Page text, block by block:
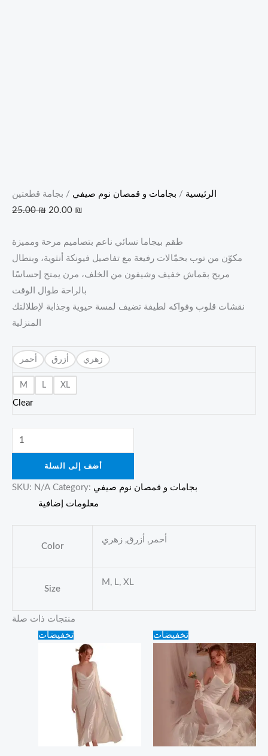
الرئيسية / بجامات و قمصان نوم صيفي / بجامة قطعتين
25.00₪ 20.00 ₪
طقم بيجاما نسائي ناعم بتصاميم مرحة ومميزة
مكوّن من توب بحمّالات رفيعة مع تفاصيل فيونكة أنثوية، وبنطال
مريح بقماش خفيف وشيفون من الخلف، مرن يمنح إحساسًا
بالراحة طوال الوقت
نقشات قلوب وفواكه لطيفة تضيف لمسة حيوية وجذابة لإطلالتك
المنزلية
أحمر أزرق زهري
M L XL
Clear
أضف إلى السلة
SKU: N/A Category: بجامات و قمصان نوم صيفي
معلومات إضافية
Color
أحمر, أزرق, زهري
Size
M, L, XL
منتجات ذات صلة
تخفيضاتOriginal
price
was:
100.00 ₪.
تخفيضاتOriginal
price
was:
100.00 ₪.
price
is:
90.00 ₪.